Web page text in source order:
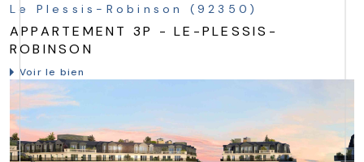
Le Plessis-Robinson (92350)
APPARTEMENT 3P - LE-PLESSIS-
ROBINSON
Voir le bien